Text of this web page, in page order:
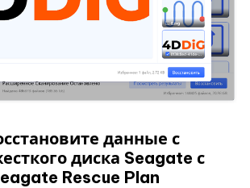
данные с
диска Seagate с
Rescue Plan